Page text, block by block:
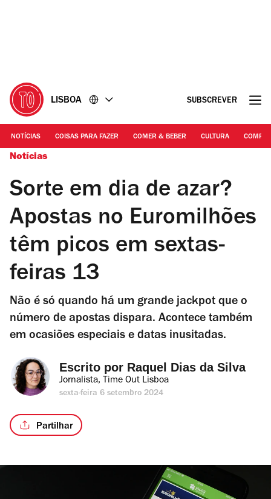
LISBOA SUBSCREVER
NOTÍCIAS COISAS PARA FAZER COMER & BEBER CULTURA
Notícias
Sorte em dia de azar?
Apostas no Euromilhões
têm picos em sextas-
feiras 13
Não é só quando há um grande jackpot que o
número de apostas dispara. Acontece também
em ocasiões especiais e datas inusitadas.
Escrito por Raquel Dias da Silva
Jornalista, Time Out Lisboa
sexta-feira 6 setembro 2024
Partilhar